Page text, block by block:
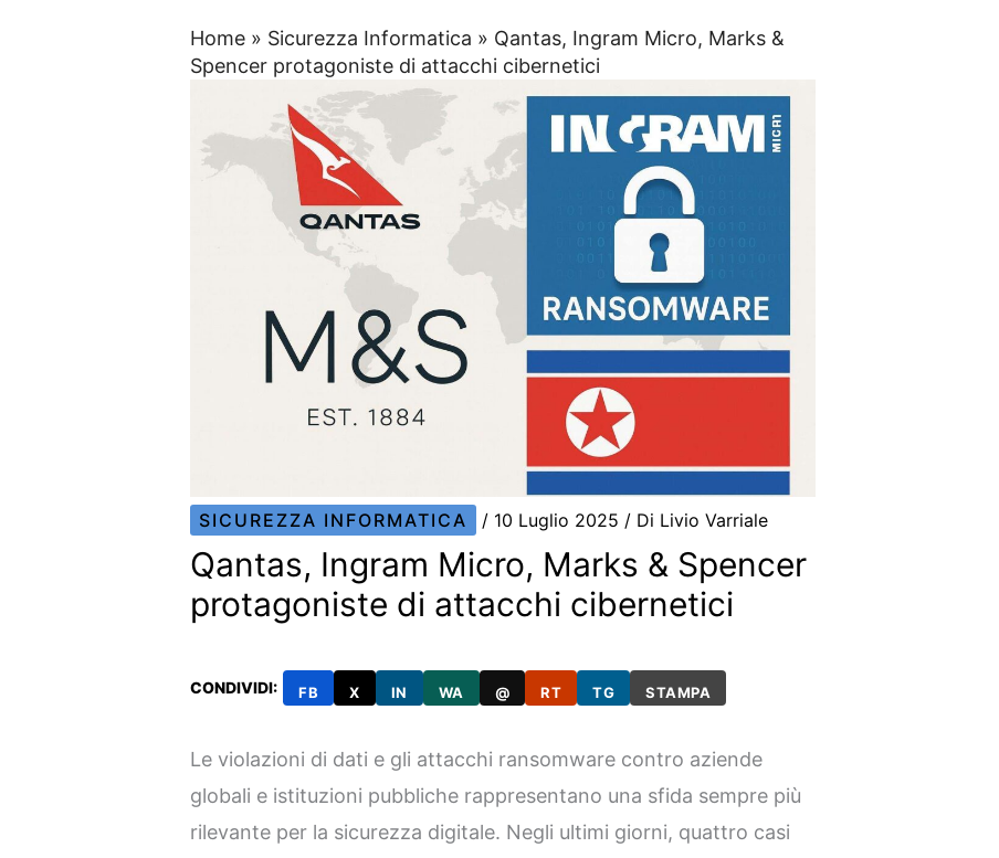
Home » Sicurezza Informatica » Qantas, Ingram Micro, Marks &
Spencer protagoniste di attacchi cibernetici
SICUREZZA INFORMATICA / 10 Luglio 2025 / Di Livio Varriale
Qantas, Ingram Micro, Marks & Spencer
protagoniste di attacchi cibernetici
CONDIVIDI: FB X IN WA @ RT TG STAMPA
Le violazioni di dati e gli attacchi ransomware contro aziende
globali e istituzioni pubbliche rappresentano una sfida sempre più
rilevante per la sicurezza digitale. Negli ultimi giorni, quattro casi